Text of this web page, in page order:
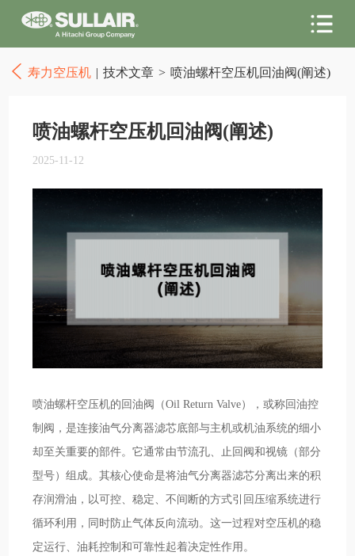
寿力空压机 | 技术文章 > 喷油螺杆空压机回油阀(阐述)
喷油螺杆空压机回油阀(阐述)
2025-11-12
喷油螺杆空压机的回油阀（Oil Return Valve），或称回油控
制阀，是连接油气分离器滤芯底部与主机或机油系统的细小
却至关重要的部件。它通常由节流孔、止回阀和视镜（部分
型号）组成。其核心使命是将油气分离器滤芯分离出来的积
存润滑油，以可控、稳定、不间断的方式引回压缩系统进行
循环利用，同时防止气体反向流动。这一过程对空压机的稳
定运行、油耗控制和可靠性起着决定性作用。